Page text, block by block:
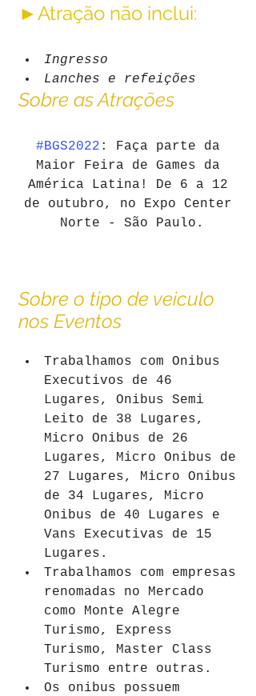
►Atração não inclui:
Ingresso
Lanches e refeições
Sobre as Atrações
#BGS2022 : Faça parte da
Maior Feira de Games da
América Latina! De 6 a 12
de outubro, no Expo Center
Norte - São Paulo.
Sobre o tipo de veiculo
nos Eventos
Trabalhamos com Onibus
Executivos de 46
Lugares, Onibus Semi
Leito de 38 Lugares,
Micro Onibus de 26
Lugares, Micro Onibus de
27 Lugares, Micro Onibus
de 34 Lugares, Micro
Onibus de 40 Lugares e
Vans Executivas de 15
Lugares.
Trabalhamos com empresas
renomadas no Mercado
como Monte Alegre
Turismo, Express
Turismo, Master Class
Turismo entre outras.
Os onibus possuem